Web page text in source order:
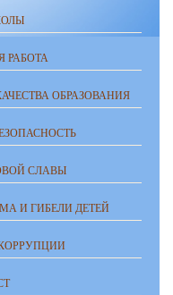
РАБОТА
ОБРАЗОВАНИЯ
СЛАВЫ
И ГИБЕЛИ ДЕТЕЙ